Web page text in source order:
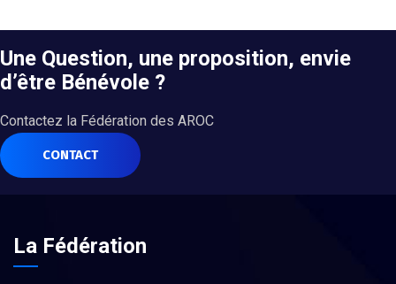
Une Question, une proposition, envie
d’être Bénévole ?
Contactez la Fédération des AROC
CONTACT
La Fédération